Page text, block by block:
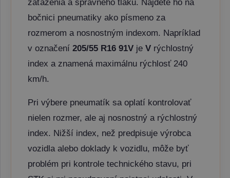
zaťaženia a správneho tlaku. Nájdete ho na
bočnici pneumatiky ako písmeno za
rozmerom a nosnostným indexom. Napríklad
v označení 205/55 R16 91V je V rýchlostný
index a znamená maximálnu rýchlosť 240
km/h.
Pri výbere pneumatík sa oplatí kontrolovať
nielen rozmer, ale aj nosnostný a rýchlostný
index. Nižší index, než predpisuje výrobca
vozidla alebo doklady k vozidlu, môže byť
problém pri kontrole technického stavu, pri